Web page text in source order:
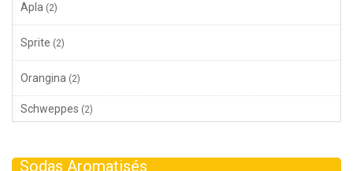
Apla (2)
Sprite (2)
Orangina (2)
Schweppes (2)
Sodas Aromatisés